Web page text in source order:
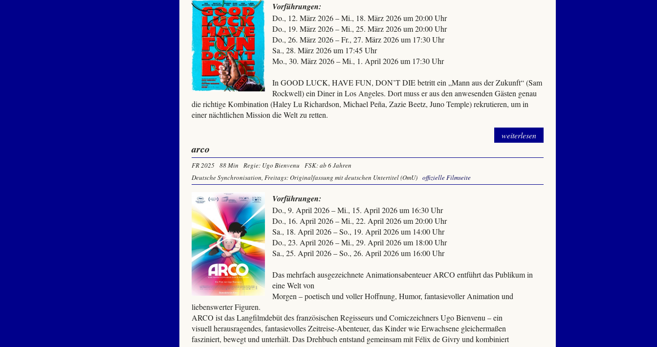
Vorführungen:
Do., 12. März 2026 – Mi., 18. März 2026 um 20:00 Uhr
Do., 19. März 2026 – Mi., 25. März 2026 um 20:00 Uhr
Do., 26. März 2026 – Fr., 27. März 2026 um 17:30 Uhr
Sa., 28. März 2026 um 17:45 Uhr
Mo., 30. März 2026 – Mi., 1. April 2026 um 17:30 Uhr
In GOOD LUCK, HAVE FUN, DON’T DIE betritt ein „Mann aus der Zukunft“ (Sam
Rockwell) ein Diner in Los Angeles. Dort muss er aus den anwesenden Gästen genau
die richtige Kombination (Haley Lu Richardson, Michael Peña, Zazie Beetz, Juno Temple) rekrutieren, um in
einer nächtlichen Mission die Welt zu retten.
weiterlesen
arco
FR 2025 88 Min Regie: Ugo Bienvenu
FSK: ab 6 Jahren
Deutsche Synchronisation, Freitags: Originalfassung mit deutschen Untertitel (OmU) offizielle Filmseite
Vorführungen:
Do., 9. April 2026 – Mi., 15. April 2026 um 16:30 Uhr
Do., 16. April 2026 – Mi., 22. April 2026 um 20:00 Uhr
Sa., 18. April 2026 – So., 19. April 2026 um 14:00 Uhr
Do., 23. April 2026 – Mi., 29. April 2026 um 18:00 Uhr
Sa., 25. April 2026 – So., 26. April 2026 um 16:00 Uhr
Das mehrfach ausgezeichnete Animationsabenteuer ARCO entführt das Publikum in
eine Welt von
Morgen – poetisch und voller Hoffnung, Humor, fantasievoller Animation und
liebenswerter Figuren.
ARCO ist das Langfilmdebüt des französischen Regisseurs und Comiczeichners Ugo Bienvenu – ein
visuell herausragendes, fantasievolles Zeitreise-Abenteuer, das Kinder wie Erwachsene gleichermaßen
fasziniert, bewegt und unterhält. Das Drehbuch entstand gemeinsam mit Félix de Givry und kombiniert